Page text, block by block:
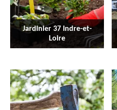
Jardinier 37 Indre-et-
Loire